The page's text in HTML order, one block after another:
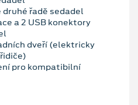
druhé řadě sedadel
a 2 USB konektory
dveří (elektricky
pro kompatibilní